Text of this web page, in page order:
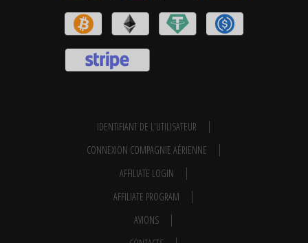
IDENTIFIANT DE L'UTILISATEUR
CONNEXION COMPAGNIE AÉRIENNE
AFFILIATE LOGIN
AFFILIATE PROGRAM
AVIONS